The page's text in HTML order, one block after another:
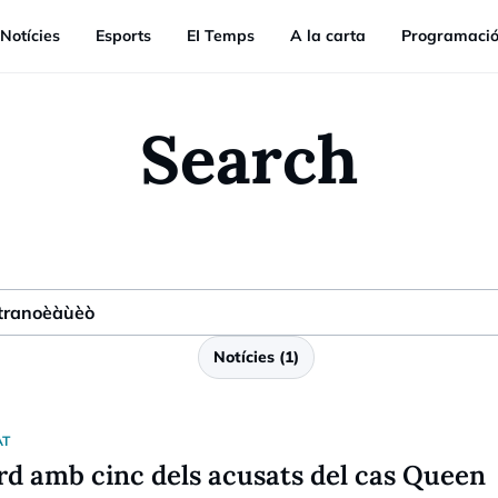
Notícies Esports EI Temps A la carta Programació
Search
Notícies(1)
amb cinc dels acusats del cas Queen